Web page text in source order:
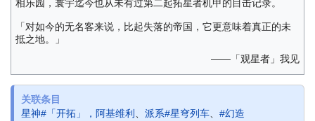
相乐园，寰宇迄今也从未有过第二起拓星者机甲的目击记录。
「对如今的无名客来说，比起失落的帝国，它更意味着真正的未
抵之地。」
——「观星者」我见
关联条目
星神#「开拓」，阿基维利
派系#星穹列车 #幻造